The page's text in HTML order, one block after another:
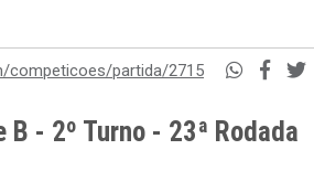
competicoes/partida/2715
- 2º Turno - 23ª Rodada